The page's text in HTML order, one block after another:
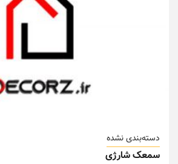
دسته‌بندی نشده
سمعک شارژی